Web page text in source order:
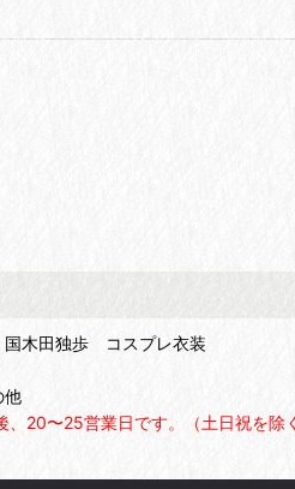
木田独歩 コスプレ衣装
他
、20〜25営業日です。（土日祝を除